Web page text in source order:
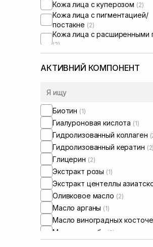
Кожа лица с куперозом (2)
Кожа лица с пигментацией/
постакне (2)
Кожа лица с расширенными
(2)
Кожа лица с нарушенным
барьером(2)
Кожа лица с нарушенным
Жирная кожа головы
От выпадения и для
роста волос(1)
Сухие волосы(1)
Поврежденные волосы(1)
Пористые волосы
Тонкие волосы(2)
Ломкие волосы(1)
Для разглаживания волос
АКТИВНИЙ КОМПОНЕНТ
Биотин (1)
Гиалуроновая кислота (1)
Гидролизованный коллаген
Гидролизованный кератин (2)
Глицерин (2)
Экстракт розы (1)
Экстракт центеллы
Оливковое масло (2)
Масло арганы (1)
Масло виноградных
Масло жожоба (2)